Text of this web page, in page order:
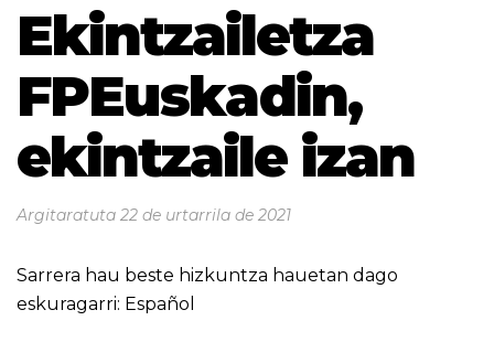
Ekintzailetza
FPEuskadin,
ekintzaile izan
Argitaratuta 22 de urtarrila de 2021
Sarrera hau beste hizkuntza hauetan dago
eskuragarri: Español